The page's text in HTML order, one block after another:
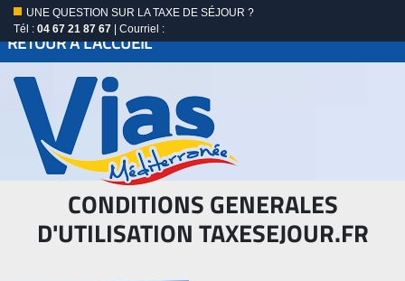
UNE QUESTION SUR LA TAXE DE SÉJOUR ?
Tél : 04 67 21 87 67 | Courriel :
RETOUR À L'ACCUEIL
CONDITIONS GENERALES
D'UTILISATION TAXESEJOUR.FR